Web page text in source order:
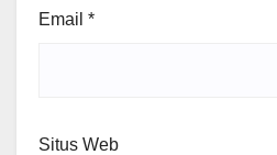
Email *
Situs Web